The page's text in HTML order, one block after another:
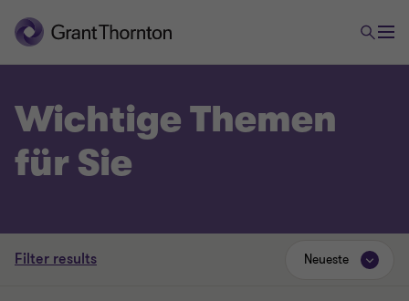
Wichtige Themen
für Sie
Filter results Neueste